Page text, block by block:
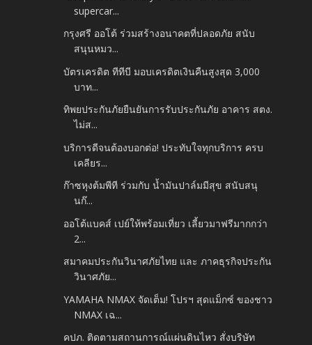
supercar...
กรุงศรี ออโต้ ร่วมสร้างอนาคตที่ปลอดภัย สนับ
สนุนหมว...
บัตรเครดิต ทีทีบี มอบเครดิตเงินคืนสูงสุด 3,000
บาท...
ทิพยประกันภัยยืนยันการรับประกันภัย อาคาร สตง.
ไม่ส...
บริการดีจนต้องบอกต่อ! ประทับใจทุกบริการ ครบ
เคลียร...
ก๊าซหุงต้มพีที ร่วมกับ น้ำมันปาล์มมีสุข สนับสนุ
นก๊...
ออโต้แบคส์ เปย์ให้พร้อมเที่ยว เลี้ยวมาฟรีมากกว่า
2...
สมาคมประกันวินาศภัยไทย และ ภาคธุรกิจประกัน
วินาศภัย...
YAMAHA NMAX จัดเต็ม! โปรฯ สุดแม็กซ์ ของชาว
NMAX เฉ...
คปภ. ติดตามสถานการณ์แผ่นดินไหว สั่งบริษัท